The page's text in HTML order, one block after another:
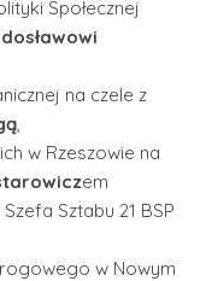
Społecznej
na czele z
w Rzeszowie na
em
Sztabu 21 BSP
w Nowym